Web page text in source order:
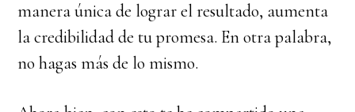
manera única de lograr el resultado, aumenta
la credibilidad de tu promesa. En otra palabra,
no hagas más de lo mismo.